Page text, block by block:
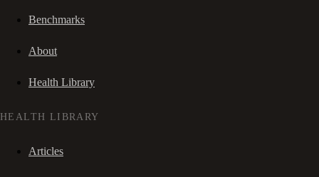
Benchmarks
About
Health Library
HEALTH LIBRARY
Articles